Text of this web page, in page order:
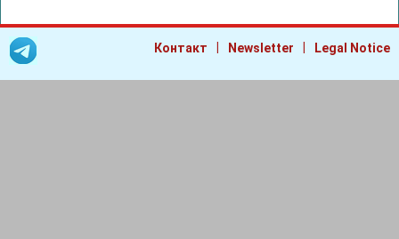
Контакт Newsletter Legal Notice